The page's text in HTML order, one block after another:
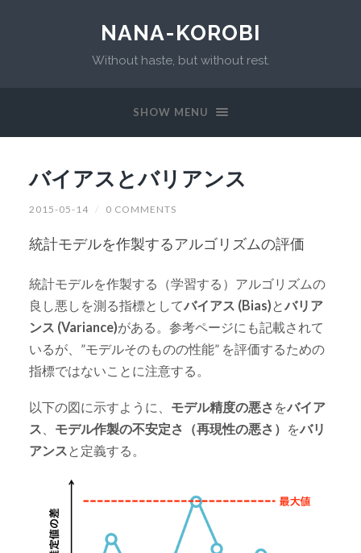
NANA-KOROBI
Without haste, but without rest.
SHOW MENU
バイアスとバリアンス
2015-05-14 / 0 COMMENTS
統計モデルを作製するアルゴリズムの評価
統計モデルを作製する（学習する）アルゴリズムの
良し悪しを測る指標としてバイアス (Bias)とバリア
ンス (Variance)がある。参考ページにも記載されて
いるが、”モデルそのものの性能” を評価するための
指標ではないことに注意する。
以下の図に示すように、 モデル精度の悪さ をバイア
ス
モデル作製の不安定さ（再現性の悪さ） をバリ
アンス と定義する。